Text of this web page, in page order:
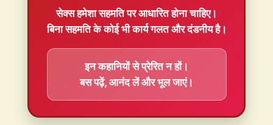
सेक्स हमेशासहमतिपर आधारित होना चाहिए।
बिना सहमति के कोई भी कार्य गलत और दंडनीय है।
इन कहानियों से प्रेरित न हों।
बस पढ़ें, आनंद लें और भूल जाएं।